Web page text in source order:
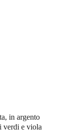
in argento
verdi e viola